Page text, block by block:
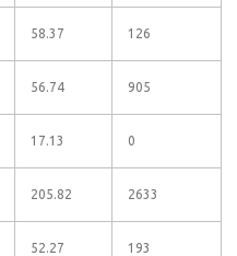
58.37 126
56.74 905
17.13 0
205.82 2633
52.27 193